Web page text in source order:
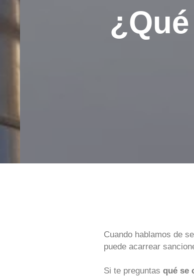
Cuando hablamos de
puede acarrear
Si te preguntas qué se